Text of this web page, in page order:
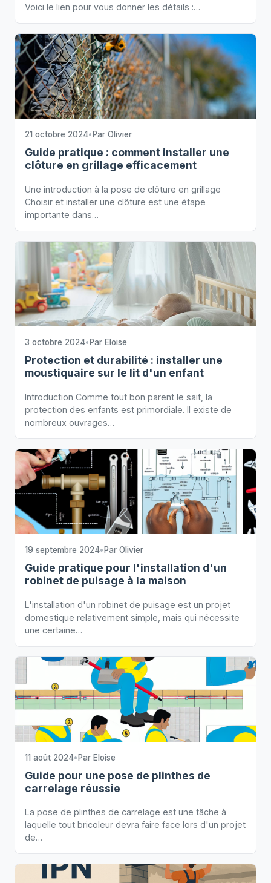
Voici le lien pour vous donner les détails :…
21 octobre 2024• Par Olivier
Guide pratique : comment installer une
clôture en grillage efficacement
Une introduction à la pose de clôture en grillage
Choisir et installer une clôture est une étape
importante dans…
3 octobre 2024• Par Eloise
Protection et durabilité : installer une
moustiquaire sur le lit d'un enfant
Introduction Comme tout bon parent le sait, la
protection des enfants est primordiale. Il existe de
nombreux ouvrages…
19 septembre 2024• Par Olivier
Guide pratique pour l'installation d'un
robinet de puisage à la maison
L'installation d'un robinet de puisage est un projet
domestique relativement simple, mais qui nécessite
une certaine…
11 août 2024•Par Eloise
Guide pour une pose de plinthes de
carrelage réussie
La pose de plinthes de carrelage est une tâche à
laquelle tout bricoleur devra faire face lors d'un projet
de…